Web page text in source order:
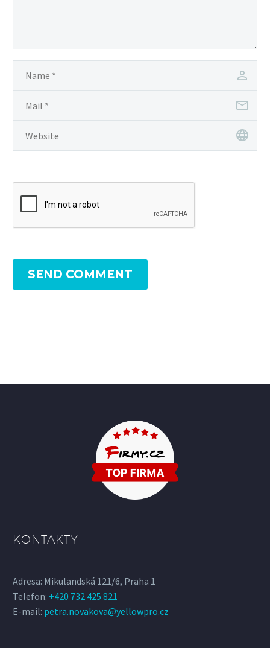
SEND COMMENT
KONTAKTY
Adresa: Mikulandská 121/6, Praha 1
Telefon: +420 732 425 821
E-mail: petra.novakova@yellowpro.cz